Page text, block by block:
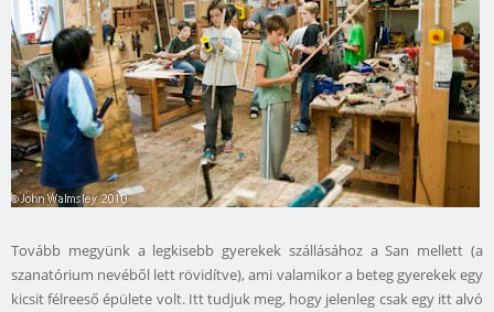
Tovább megyünk a legkisebb gyerekek szállásához a San mellett (a
szanatórium nevéből lett rövidítve), ami valamikor a beteg gyerekek egy
kicsit félreeső épülete volt. Itt tudjuk meg, hogy jelenleg csak egy itt alvó